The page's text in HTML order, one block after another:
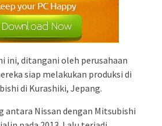
ini, ditangani oleh perusahaan
siap melakukan produksi di
di Kurashiki, Jepang.
antara Nissan dengan Mitsubishi